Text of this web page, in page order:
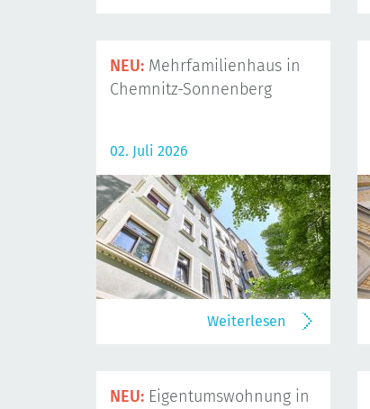
NEU: Mehrfamilienhaus in
Chemnitz-Sonnenberg
02. Juli 2026
Weiterlesen
NEU: Eigentumswohnung in